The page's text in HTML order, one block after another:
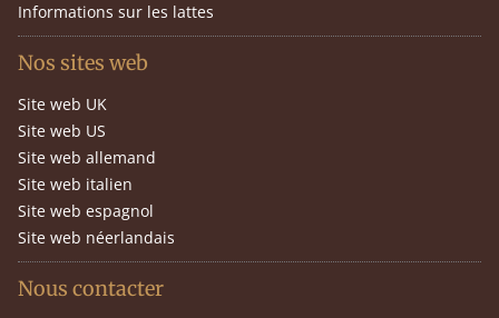
Informations sur les lattes
Nos sites web
Site web UK
Site web US
Site web allemand
Site web italien
Site web espagnol
Site web néerlandais
Nous contacter